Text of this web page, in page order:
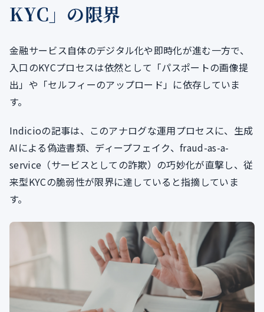
KYC」の限界
金融サービス自体のデジタル化や即時化が進む一方で、
入口のKYCプロセスは依然として「パスポートの画像提
出」や「セルフィーのアップロード」に依存していま
す。
Indicioの記事は、このアナログな運用プロセスに、生成
AIによる偽造書類、ディープフェイク、fraud-as-a-
service（サービスとしての詐欺）の巧妙化が直撃し、従
来型KYCの脆弱性が限界に達していると指摘していま
す。